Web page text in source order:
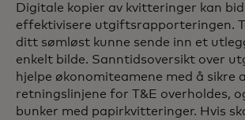
Digitale kopier av kvitteringer kan
effektivisere utgiftsrapporteringen.
ditt sømløst kunne sende inn et
enkelt bilde. Sanntidsoversikt over
hjelpe økonomiteamene med å sikre
retningslinjene for T&E overholdes,
bunker med papirkvitteringer. Hvis